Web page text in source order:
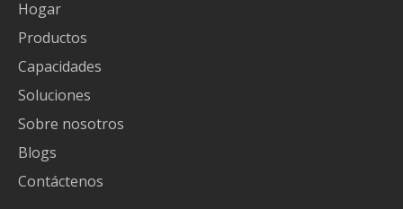
Hogar
Productos
Capacidades
Soluciones
Sobre nosotros
Blogs
Contáctenos